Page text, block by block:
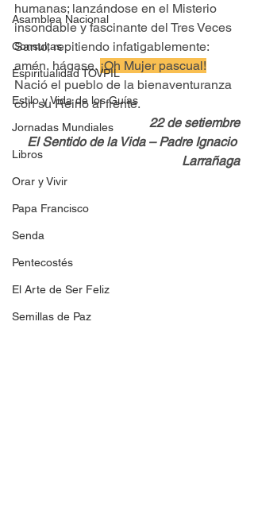
Asamblea Nacional
Consultas
Espiritualidad TOVPIL
Estilo y Vida de los Guías
Jornadas Mundiales
Libros
Orar y Vivir
Papa Francisco
Senda
Pentecostés
El Arte de Ser Feliz
Semillas de Paz
humanas; lanzándose en el Misterio
insondable y fascinante del Tres Veces
Santo, repitiendo infatigablemente:
amén, hágase. ¡Oh Mujer pascual!
Nació el pueblo de la bienaventuranza
con su Reino al frente.
22 de setiembre
El Sentido de la Vida – Padre Ignacio
Larrañaga